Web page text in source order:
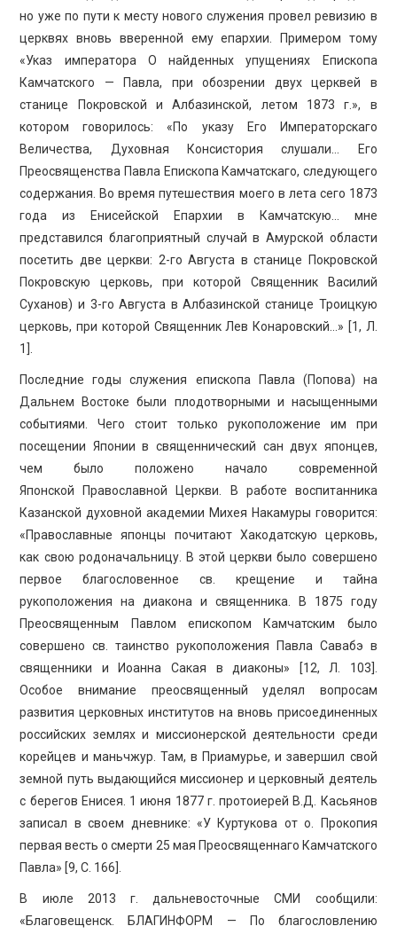
но уже по пути к месту нового служения провел ревизию в
церквях вновь вверенной ему епархии. Примером тому
«Указ императора О найденных упущениях Епископа
Камчатского — Павла, при обозрении двух церквей в
станице Покровской и Албазинской, летом 1873 г.», в
котором говорилось: «По указу Его Императорскаго
Величества, Духовная Консистория слушали… Его
Преосвященства Павла Епископа Камчатскаго, следующего
содержания. Во время путешествия моего в лета сего 1873
года из Енисейской Епархии в Камчатскую… мне
представился благоприятный случай в Амурской области
посетить две церкви: 2-го Августа в станице Покровской
Покровскую церковь, при которой Священник Василий
Суханов) и 3-го Августа в Албазинской станице Троицкую
церковь, при которой Священник Лев Конаровский…» [1, Л.
1].
Последние годы служения епископа Павла (Попова) на
Дальнем Востоке были плодотворными и насыщенными
событиями. Чего стоит только рукоположение им при
посещении Японии в священнический сан двух японцев,
чем было положено начало современной
Японской Православной Церкви. В работе воспитанника
Казанской духовной академии Михея Накамуры говорится:
«Православные японцы почитают Хакодатскую церковь,
как свою родоначальницу. В этой церкви было совершено
первое благословенное св. крещение и тайна
рукоположения на диакона и священника. В 1875 году
Преосвященным Павлом епископом Камчатским было
совершено св. таинство рукоположения Павла Савабэ в
священники и Иоанна Сакая в диаконы» [12, Л. 103].
Особое внимание преосвященный уделял вопросам
развития церковных институтов на вновь присоединенных
российских землях и миссионерской деятельности среди
корейцев и маньчжур. Там, в Приамурье, и завершил свой
земной путь выдающийся миссионер и церковный деятель
с берегов Енисея. 1 июня 1877 г. протоиерей В.Д. Касьянов
записал в своем дневнике: «У Куртукова от о. Прокопия
первая весть о смерти 25 мая Преосвященнаго Камчатского
Павла» [9, C. 166].
В июле 2013 г. дальневосточные СМИ сообщили:
«Благовещенск. БЛАГИНФОРМ — По благословлению